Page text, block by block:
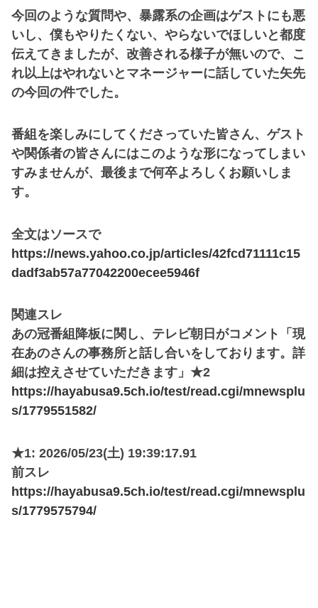
今回のような質問や、暴露系の企画はゲストにも悪
いし、僕もやりたくない、やらないでほしいと都度
伝えてきましたが、改善される様子が無いので、こ
れ以上はやれないとマネージャーに話していた矢先
の今回の件でした。
番組を楽しみにしてくださっていた皆さん、ゲスト
や関係者の皆さんにはこのような形になってしまい
すみませんが、最後まで何卒よろしくお願いしま
す。
全文はソースで
https://news.yahoo.co.jp/articles/42fcd71111c15
dadf3ab57a77042200ecee5946f
関連スレ
あの冠番組降板に関し、テレビ朝日がコメント「現
在あのさんの事務所と話し合いをしております。詳
細は控えさせていただきます」★2
https://hayabusa9.5ch.io/test/read.cgi/mnewsplu
s/1779551582/
★1: 2026/05/23(土) 19:39:17.91
前スレ
https://hayabusa9.5ch.io/test/read.cgi/mnewsplu
s/1779575794/